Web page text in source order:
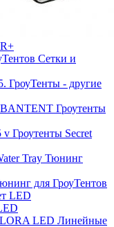
Сетки и
ГроуТенты - другие
Гроутенты
Гроутенты Secret
Тюнинг
для ГроуТентов
LED
LED Линейные